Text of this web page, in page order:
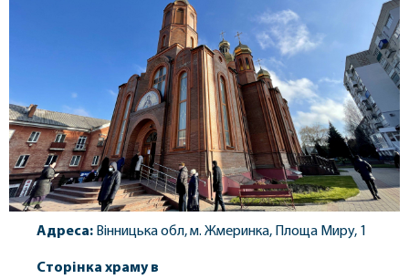
Адреса: Вінницька обл, м. Жмеринка, Площа Миру, 1
Сторінка храму в